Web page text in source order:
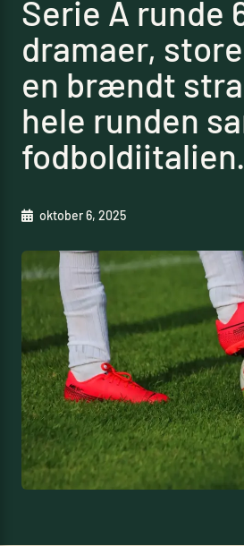
Serie A runde
dramaer,
en brændt
hele runden
oktober 6, 2025